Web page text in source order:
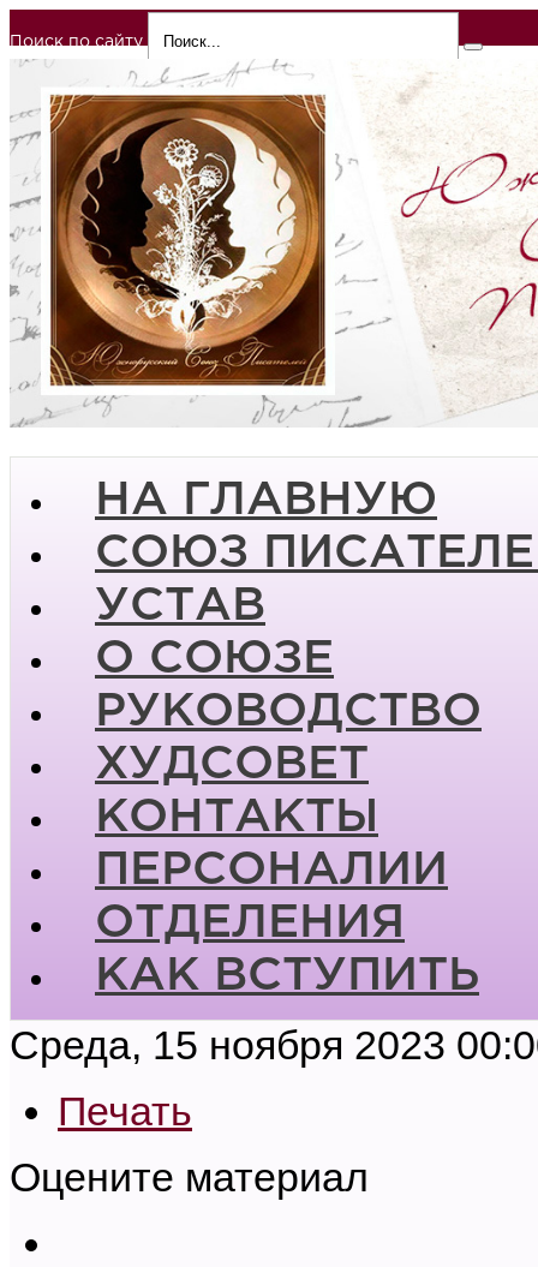
Поиск по сайту
НА ГЛАВНУЮ
СОЮЗ
УСТАВ
О СОЮЗЕ
РУКОВОДСТВО
ХУДСОВЕТ
КОНТАКТЫ
ПЕРСОНАЛИИ
ОТДЕЛЕНИЯ
КАК ВСТУПИТЬ
Среда, 15 ноября 2023
Печать
Оцените материал